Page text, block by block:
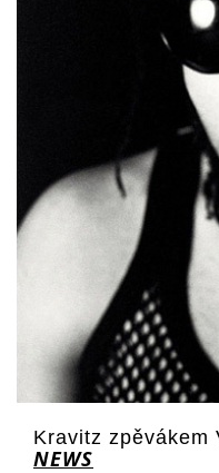
Kravitz zpěvákem
NEWS